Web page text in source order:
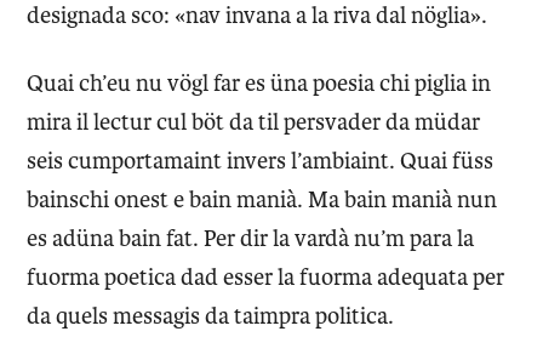
designada sco: «nav invana a la riva dal nöglia».
Quai ch’eu nu vögl far es üna poesia chi piglia in
mira il lectur cul böt da til persvader da müdar
seis cumportamaint invers l’ambiaint. Quai füss
bainschi onest e bain manià. Ma bain manià nun
es adüna bain fat. Per dir la vardà nu’m para la
fuorma poetica dad esser la fuorma adequata per
da quels messagis da taimpra politica.